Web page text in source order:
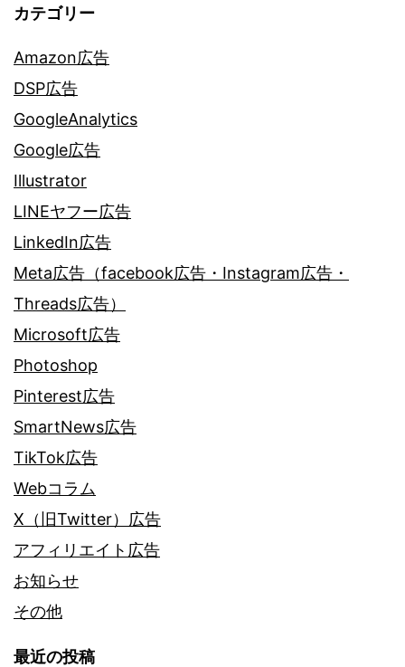
カテゴリー
Amazon広告
DSP広告
GoogleAnalytics
Google広告
Illustrator
LINEヤフー広告
LinkedIn広告
Meta広告（facebook広告・Instagram広告・
Threads広告）
Microsoft広告
Photoshop
Pinterest広告
SmartNews広告
TikTok広告
Webコラム
X（旧Twitter）広告
アフィリエイト広告
お知らせ
その他
最近の投稿